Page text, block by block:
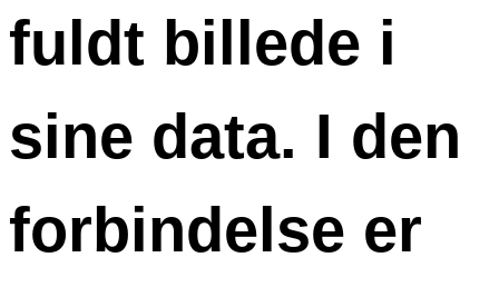
fuldt billede i
sine data. I den
forbindelse er